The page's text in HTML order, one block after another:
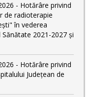
- Hotărâre privind
de radioterapie
în vederea
2021-2027 și
- Hotărâre privind
Județean de